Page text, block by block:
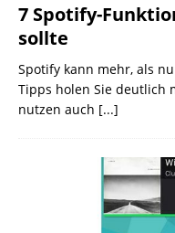
7 Spotify-
sollte
Spotify kann mehr, als
Tipps holen Sie deutlich
nutzen auch [...]